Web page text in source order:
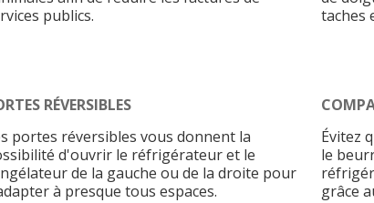
publics.
taches
RÉVERSIBLES
portes réversibles vous donnent la
d'ouvrir le réfrigérateur et le
de la gauche ou de la droite pour
à presque tous espaces.
Évitez
le
grâce